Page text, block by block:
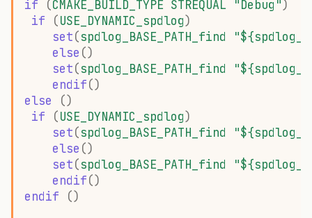
if (CMAKE_BUILD_TYPE STREQUAL "Debug")
if
(USE_DYNAMIC_spdlog)
set(spdlog_BASE_PATH_find
else ()
set(spdlog_BASE_PATH_find
endif()
else
()
if
(USE_DYNAMIC_spdlog)
set(spdlog_BASE_PATH_find
else ()
set(spdlog_BASE_PATH_find
endif()
endif
()